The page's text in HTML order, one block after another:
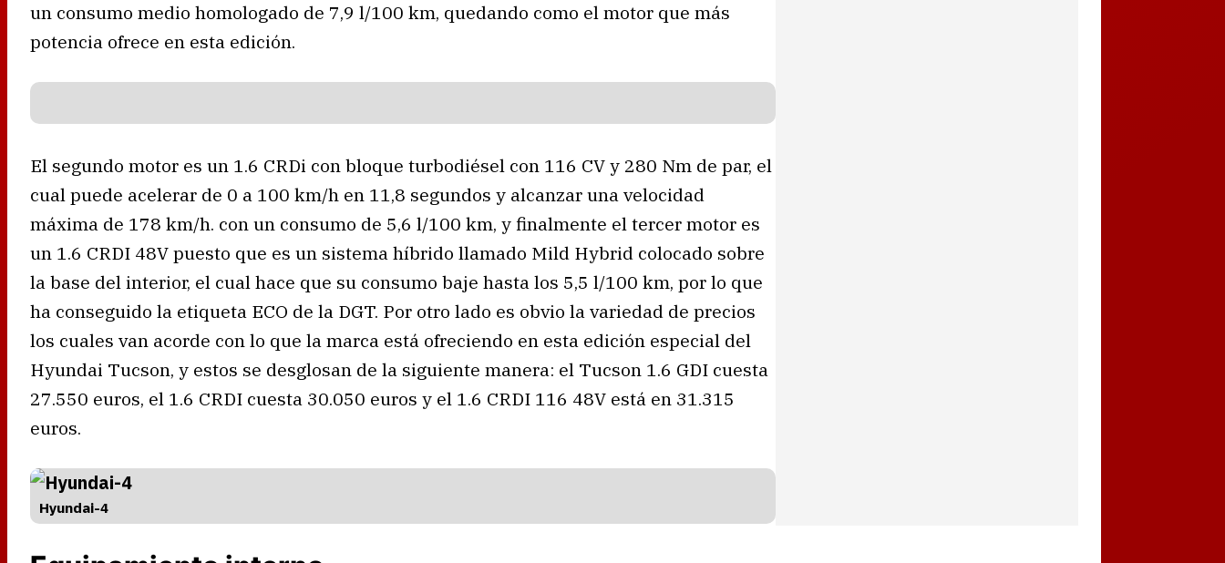
un consumo medio homologado de 7,9 l/100 km, quedando como el motor que más
potencia ofrece en esta edición.
El segundo motor es un 1.6 CRDi con bloque turbodiésel con 116 CV y 280 Nm de par, el
cual puede acelerar de 0 a 100 km/h en 11,8 segundos y alcanzar una velocidad
máxima de 178 km/h. con un consumo de 5,6 l/100 km, y finalmente el tercer motor es
un 1.6 CRDI 48V puesto que es un sistema híbrido llamado Mild Hybrid colocado sobre
la base del interior, el cual hace que su consumo baje hasta los 5,5 l/100 km, por lo que
ha conseguido la etiqueta ECO de la DGT. Por otro lado es obvio la variedad de precios
los cuales van acorde con lo que la marca está ofreciendo en esta edición especial del
Hyundai Tucson, y estos se desglosan de la siguiente manera: el Tucson 1.6 GDI cuesta
27.550 euros, el 1.6 CRDI cuesta 30.050 euros y el 1.6 CRDI 116 48V está en 31.315
euros.
Hyundai-4